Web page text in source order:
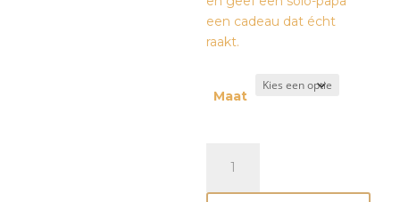
een cadeau dat écht
raakt.
Maat
Papa